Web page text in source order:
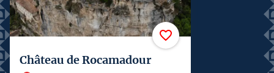
Château de Rocamadour